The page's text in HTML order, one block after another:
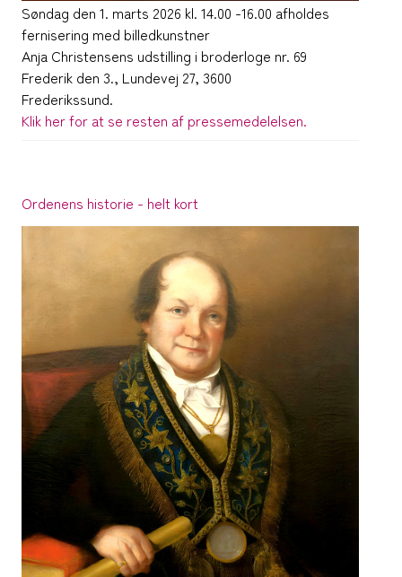
Søndag den 1. marts 2026 kl. 14.00 -16.00 afholdes
fernisering med billedkunstner
Anja Christensens udstilling i broderloge nr. 69
Frederik den 3., Lundevej 27, 3600
Frederikssund.
Klik her for at se resten af pressemedelelsen.
Ordenens historie - helt kort